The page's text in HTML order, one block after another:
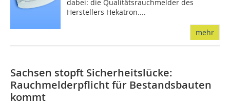
dabei: die Qualitätsrauchmelder des
Herstellers Hekatron....
mehr
Sachsen stopft Sicherheitslücke:
Rauchmelderpflicht für Bestandsbauten
kommt